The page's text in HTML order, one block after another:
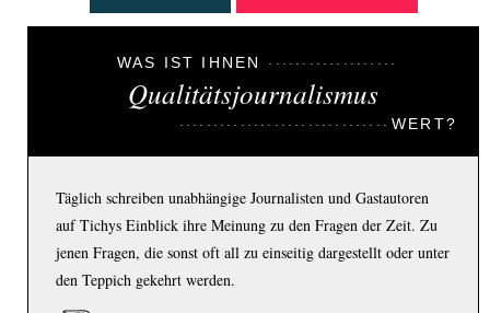
WAS IST IHNEN
Qualitätsjournalismus
WERT?
Täglich schreiben unabhängige Journalisten und Gastautoren
auf Tichys Einblick ihre Meinung zu den Fragen der Zeit. Zu
jenen Fragen, die sonst oft all zu einseitig dargestellt oder unter
den Teppich gekehrt werden.